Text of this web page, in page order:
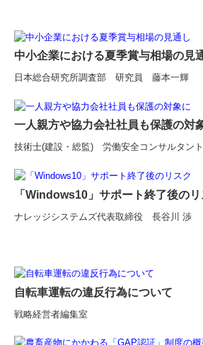
中小企業における夏季賞与相場の見
日本総合研究所調査部 研究員 藤本一輝
一人親方や協力会社社員も保護の対
技術士(建設・総監) 労働安全コンサルタン
「Windows10」サポート終了後のリ
ナレッジシステムズ代表取締役 長谷川 渉
自転車運転の違反行為について
戦略経営者編集室